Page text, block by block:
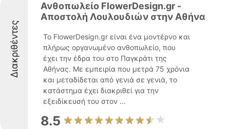
Διακριθέντες
Ανθοπωλείο FlowerDesign.gr -
Αποστολή Λουλουδιών στην Αθήνα
Το FlowerDesign.gr είναι ένα μοντέρνο και
πλήρως οργανωμένο ανθοπωλείο, που
έχει την έδρα του στο Παγκράτι της
Αθήνας. Με εμπειρία που μετρά 75 χρόνια
και μεταδίδεται από γενιά σε γενιά, το
κατάστημα έχει διακριθεί για την
εξειδίκευσή του στον ...
8.5